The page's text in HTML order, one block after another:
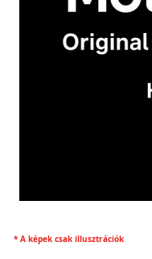
* A képek csak illusztrációk